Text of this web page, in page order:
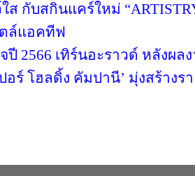
ส กับสกินแคร์ใหม่
ล์แอคทีฟ
ปี 2566 เทิร์นอะราวด์ หลังผ
อร์ โฮลดิ้ง คัมปานี’ มุ่งสร้างร